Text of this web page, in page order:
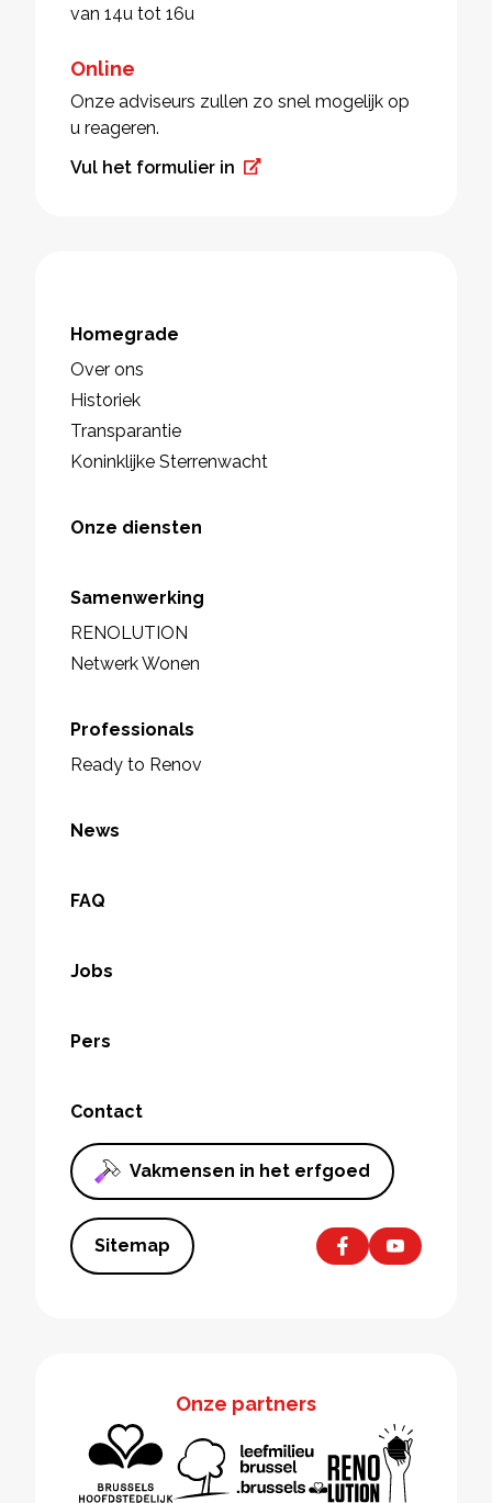
van 14u tot 16u
Online
Onze adviseurs zullen zo snel mogelijk op
u reageren.
Vul het formulier in
Homegrade
Over ons
Historiek
Transparantie
Koninklijke Sterrenwacht
Onze diensten
Samenwerking
RENOLUTION
Netwerk Wonen
Professionals
Ready to Renov
News
FAQ
Jobs
Pers
Contact
Vakmensen in het erfgoed
Sitemap
Onze partners